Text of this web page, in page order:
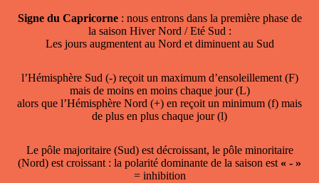
Signe du Capricorne: nous entrons dans la première phase de
la saison Hiver Nord / Eté Sud :
Les jours augmentent au Nord et diminuent au Sud
l’Hémisphère Sud (-) reçoit un maximum d’ensoleillement (F)
mais de moins en moins chaque jour (L)
alors que l’Hémisphère Nord (+) en reçoit un minimum (f) mais
de plus en plus chaque jour (l)
Le pôle majoritaire (Sud) est décroissant, le pôle minoritaire
(Nord) est croissant : la polarité dominante de la saison est « - »
= inhibition